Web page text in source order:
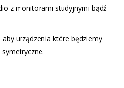
z monitorami studyjnymi bądź
urządzenia które będziemy
symetryczne.